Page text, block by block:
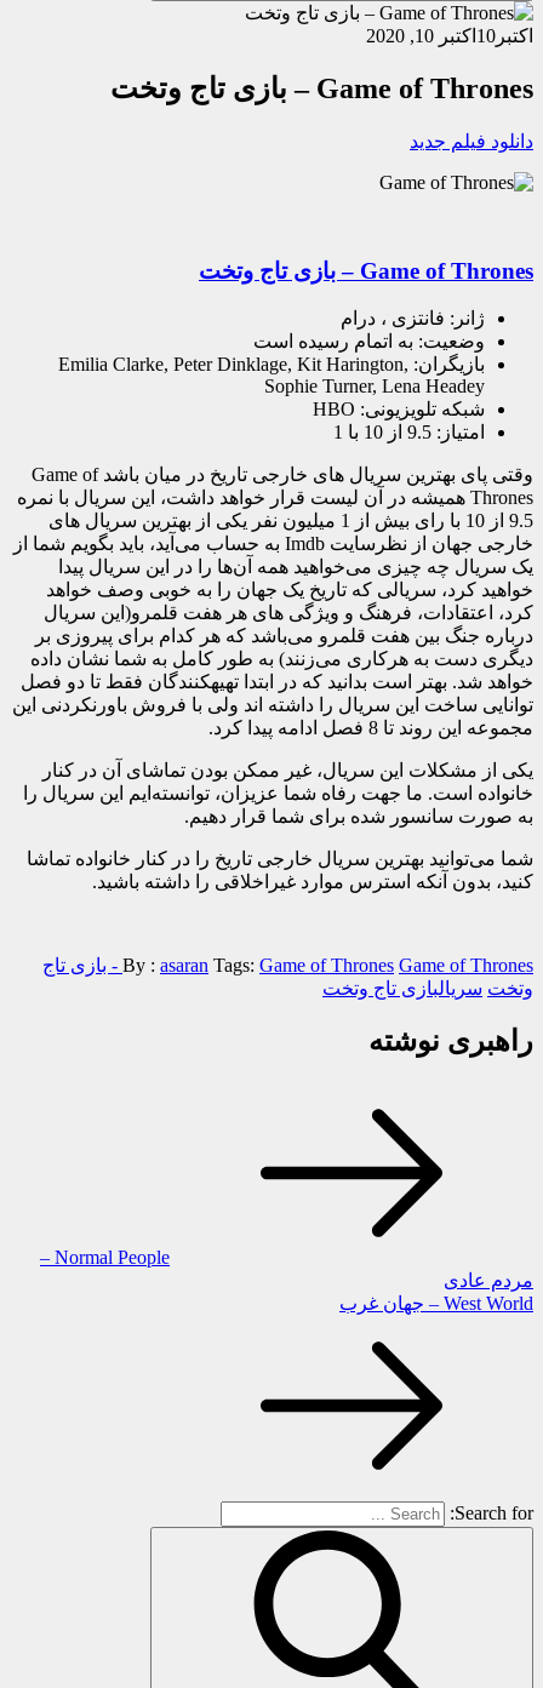
اکتبر 10 اکتبر 10, 2020
Game of Thrones – بازی تاج وتخت
دانلود فیلم جدید
Game of Thrones – بازی تاج وتخت
ژانر: فانتزی ، درام
وضعیت: به اتمام رسیده است
بازیگران: Emilia Clarke, Peter Dinklage, Kit Harington,
Sophie Turner, Lena Headey
شبکه تلویزیونی: HBO
امتیاز: 9.5 از 10 با 1
وقتی پای بهترین سریال‌ های خارجی تاریخ در میان باشد Game of
Thrones همیشه در آن لیست قرار خواهد داشت، این سریال با نمره
9.5 از 10 با رای بیش از 1 میلیون نفر یکی از بهترین سریال های
خارجی جهان از نظرسایت Imdb به حساب می‌آید، باید بگویم شما از
یک سریال چه چیزی می‌خواهید همه آن‌ها را در این سریال پیدا
خواهید کرد، سریالی که تاریخ یک جهان را به خوبی وصف خواهد
کرد، اعتقادات، فرهنگ و ویژگی های هر هفت قلمرو(این سریال
درباره جنگ بین هفت قلمرو می‌باشد که هر کدام برای پیروزی بر
دیگری دست به هرکاری می‌زنند) به طور کامل به شما نشان داده
خواهد شد. بهتر است بدانید که در ابتدا تهیهکنندگان فقط تا دو فصل
توانایی ساخت این سریال را داشته اند ولی با فروش باورنکردنی این
مجموعه این روند تا 8 فصل ادامه پیدا کرد.
یکی از مشکلات این سریال، غیر ممکن بودن تماشای آن در کنار
خانواده است. ما جهت رفاه شما عزیزان، توانسته‌ایم این سریال را
به صورت سانسور شده برای شما قرار دهیم.
شما می‌توانید بهترین سریال خارجی تاریخ را در کنار خانواده تماشا
کنید، بدون آنکه استرس موارد غیراخلاقی را داشته باشید.
By : asaran Tags: Game of Thrones
Game of Thrones - بازی تاج
وتخت سریالبازی تاج وتخت
راهبری نوشته
Normal People –
مردم عادی
West World – جهان غرب
Search for: